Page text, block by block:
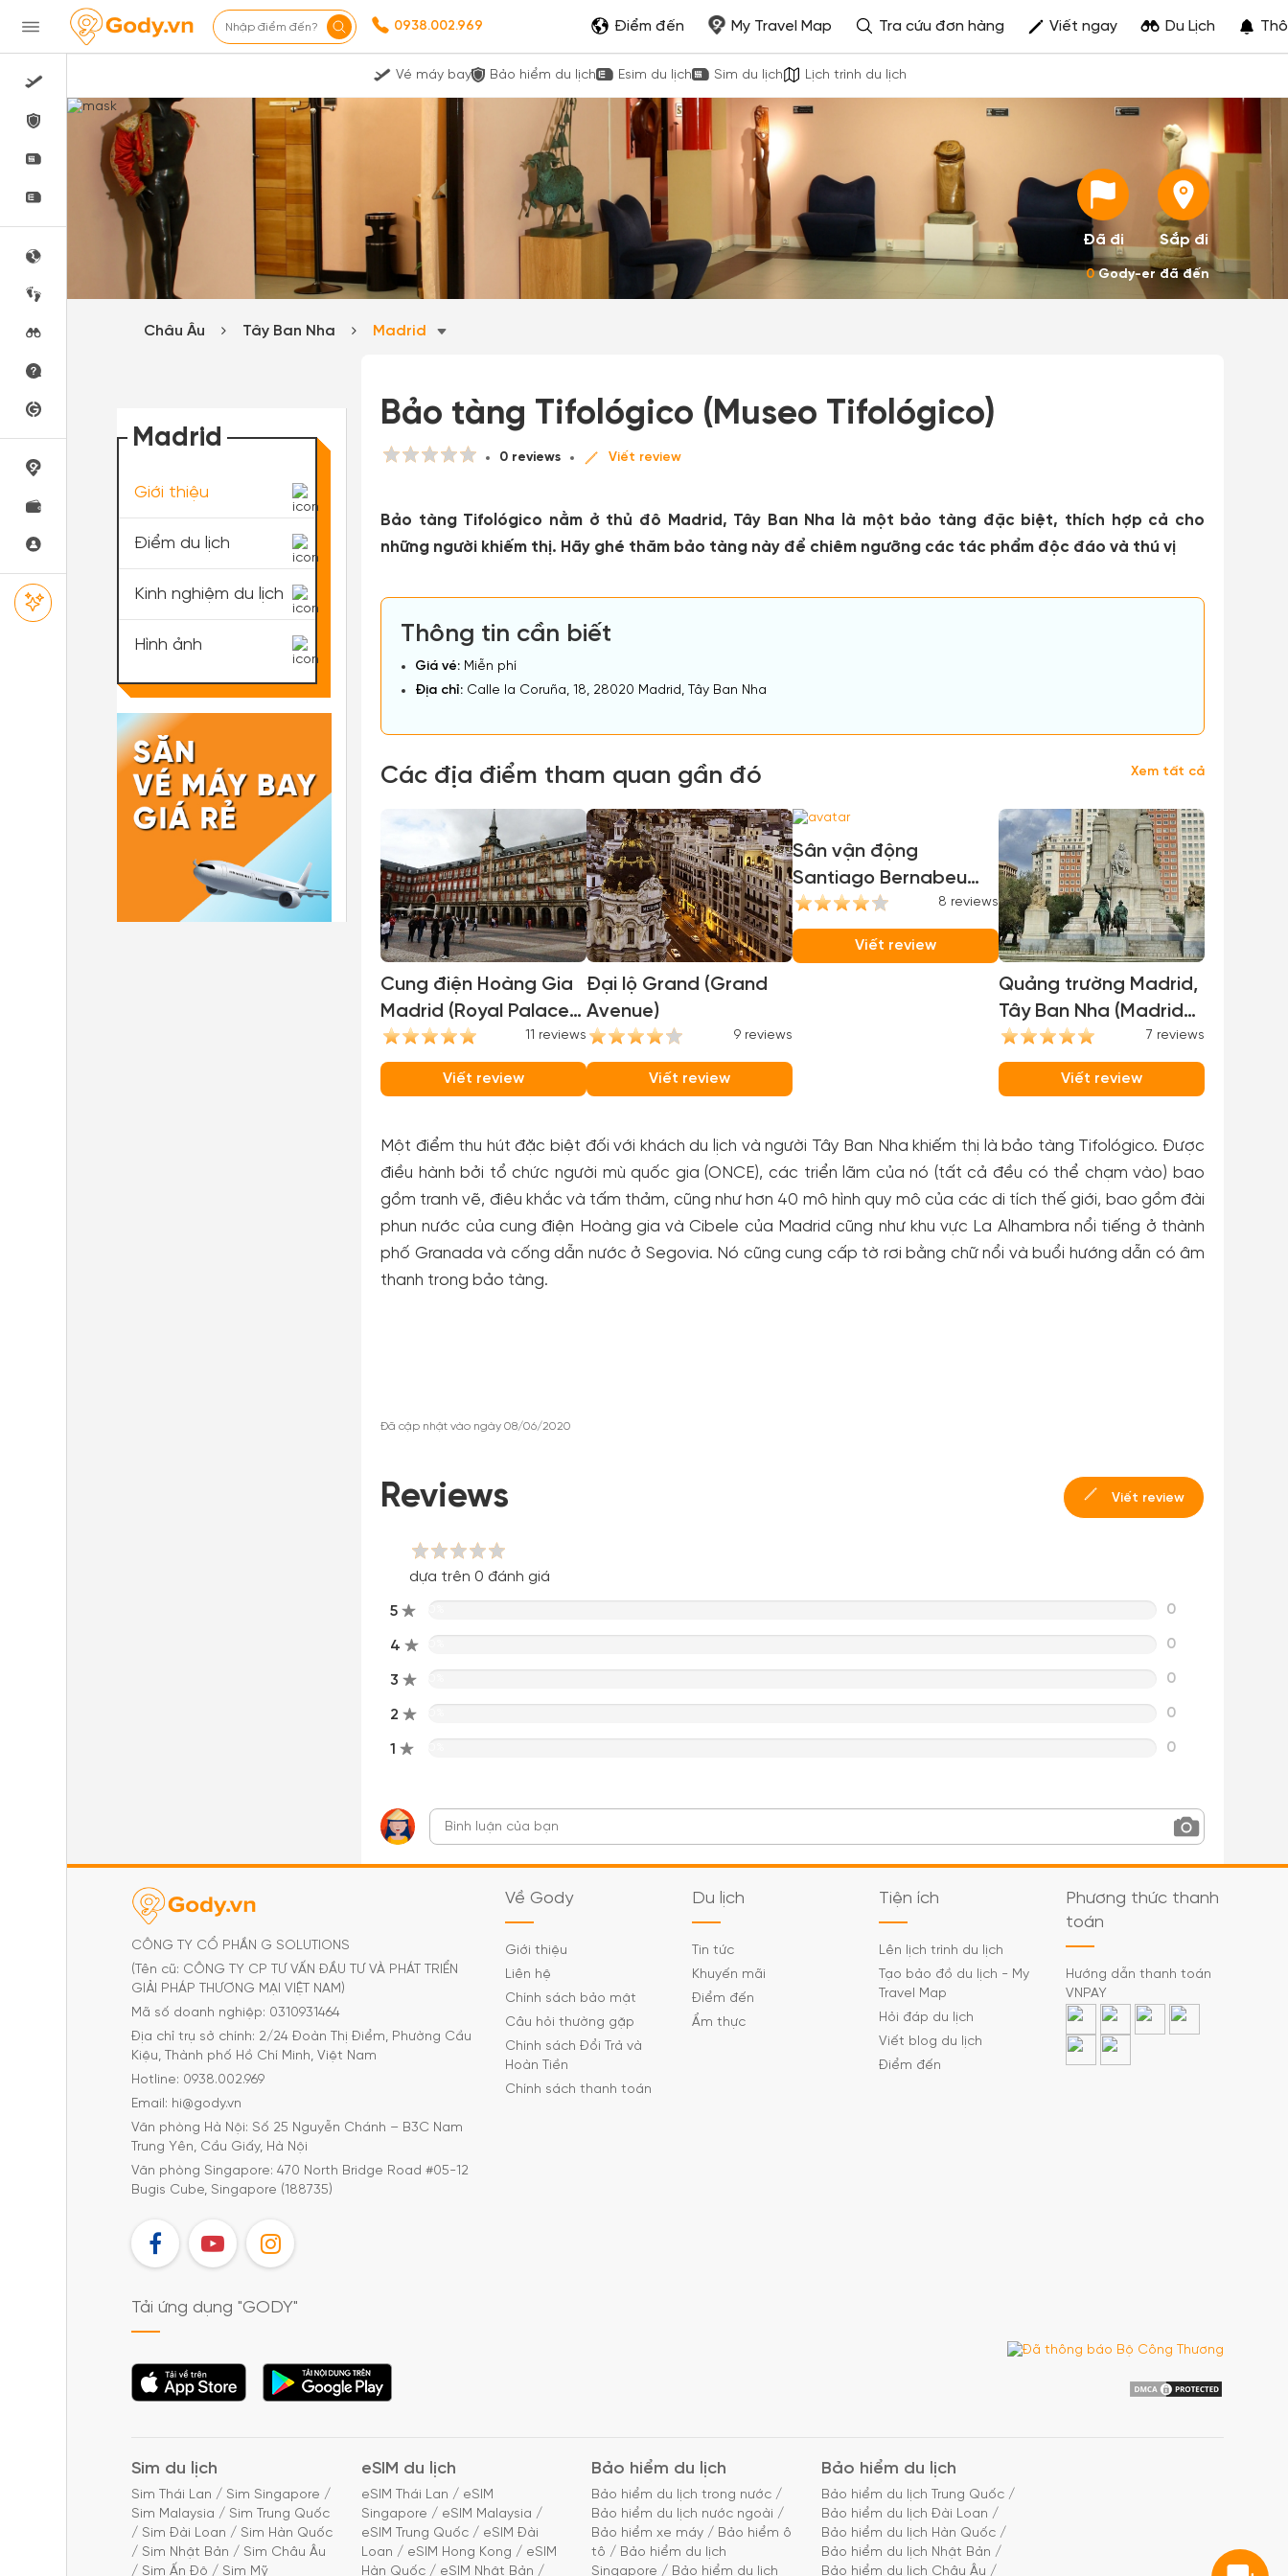
Nhập điểm đến? 0938.002.969 Điểm đến My Travel Map Tra cứu đơn hàng Viết ngay Du Lịch
Vé máy bay Bảo hiểm du lịch Esim du lịch Sim du lịch Lịch trình du lịch
Đã đi Sắp đi
0Gody-er đã đến
Châu Âu Tây Ban Nha Madrid
Bảo tàng Tifológico (Museo Tifológico)
0 reviews Viết review
Bảo tàng Tifológico nằm ở thủ đô Madrid, Tây Ban Nha là một bảo tàng đặc biệt, thích hợp cả cho
những người khiếm thị. Hãy ghé thăm bảo tàng này để chiêm ngưỡng các tác phẩm độc đáo và thú vị
Thông tin cần biết
Giá vé: Miễn phí
Địa chỉ: Calle la Coruña, 18, 28020 Madrid, Tây Ban Nha
Các địa điểm tham quan gần đó Xem tất cả
Cung điện Hoàng Gia
Madrid (Royal Palace
of Madrid)
11 reviews
Viết review
Đại lộ Grand (Grand
Avenue)
9 reviews
Viết review
Sân vận động
Santiago Bernabeu
(Santiago Bernabeu
Stadium)
8 reviews
Viết review
Quảng trường Madrid,
Tây Ban Nha (Madrid
Plaza, Spain)
7 reviews
Viết review
Một điểm thu hút đặc biệt đối với khách du lịch và người Tây Ban Nha khiếm thị là bảo tàng Tifológico. Được
điều hành bởi tổ chức người mù quốc gia (ONCE), các triển lãm của nó (tất cả đều có thể chạm vào) bao
gồm tranh vẽ, điêu khắc và tấm thảm, cũng như hơn 40 mô hình quy mô của các di tích thế giới, bao gồm đài
phun nước của cung điện Hoàng gia và Cibele của Madrid cũng như khu vực La Alhambra nổi tiếng ở thành
phố Granada và cống dẫn nước ở Segovia. Nó cũng cung cấp tờ rơi bằng chữ nổi và buổi hướng dẫn có âm
thanh trong bảo tàng.
Đã cập nhật vào ngày 08/06/2020
Reviews Viết review
dựa trên 0 đánh giá
5 0
4 0
3 0
2 0
1 0
Madrid
Giới thiệu
Điểm du lịch
Kinh nghiệm du lịch
Hình ảnh
CÔNG TY CỔ PHẦN G SOLUTIONS
(Tên cũ: CÔNG TY CP TƯ VẤN ĐẦU TƯ VÀ PHÁT TRIỂN
GIẢI PHÁP THƯƠNG MẠI VIỆT NAM)
Mã số doanh nghiệp: 0310931464
Địa chỉ trụ sở chính: 2/24 Đoàn Thị Điểm, Phường Cầu
Kiệu, Thành phố Hồ Chí Minh, Việt Nam
Hotline: 0938.002.969
Email: hi@gody.vn
Văn phòng Hà Nội: Số 25 Nguyễn Chánh – B3C Nam
Trung Yên, Cầu Giấy, Hà Nội
Văn phòng Singapore: 470 North Bridge Road #05-12
Bugis Cube, Singapore (188735)
FB YT IG
Về Gody
Giới thiệu
Liên hệ
Chính sách bảo mật
Câu hỏi thường gặp
Chính sách Đổi Trả và
Hoàn Tiền
Chính sách thanh toán
Du lịch
Tin tức
Khuyến mãi
Điểm đến
Ẩm thực
Tiện ích
Lên lịch trình du lịch
Tạo bảo đồ du lịch - My
Travel Map
Hỏi đáp du lịch
Viết blog du lịch
Điểm đến
Phương thức thanh
toán
Hướng dẫn thanh toán
VNPAY
Tải ứng dụng "GODY"
Tải ứng dụng Tải ứng dụng
Sim du lịch
Sim Thái Lan / Sim Singapore /
Sim Malaysia / Sim Trung Quốc
/ Sim Đài Loan / Sim Hàn Quốc
/ Sim Nhật Bản / Sim Châu Âu
/ Sim Ấn Độ / Sim Mỹ
eSIM du lịch
eSIM Thái Lan / eSIM
Singapore / eSIM Malaysia /
eSIM Trung Quốc / eSIM Đài
Loan / eSIM Hong Kong / eSIM
Hàn Quốc / eSIM Nhật Bản /
Bảo hiểm du lịch
Bảo hiểm du lịch trong nước /
Bảo hiểm du lịch nước ngoài /
Bảo hiểm xe máy / Bảo hiểm ô
tô / Bảo hiểm du lịch
Singapore / Bảo hiểm du lịch
Bảo hiểm du lịch
Bảo hiểm du lịch Trung Quốc /
Bảo hiểm du lịch Đài Loan /
Bảo hiểm du lịch Hàn Quốc /
Bảo hiểm du lịch Nhật Bản /
Bảo hiểm du lịch Châu Âu /